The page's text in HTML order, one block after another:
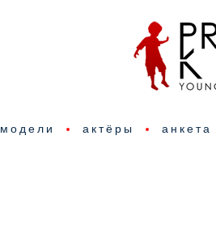
модели актёры анкета